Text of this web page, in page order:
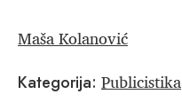
Maša Kolanović
Kategorija: Publicistika